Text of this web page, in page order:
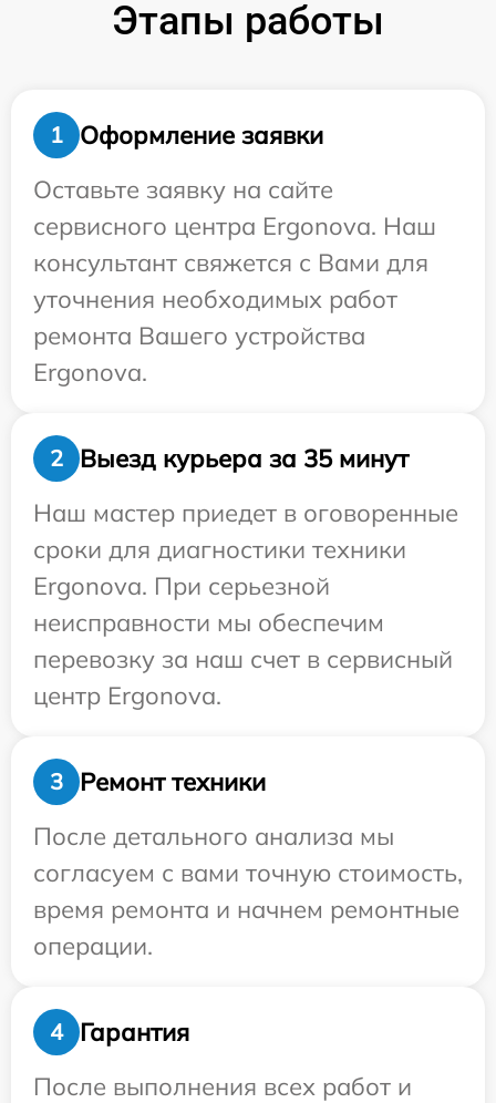
Этапы работы
1
Оформление заявки
Оставьте заявку на сайте
сервисного центра Ergonova. Наш
консультант свяжется с Вами для
уточнения необходимых работ
ремонта Вашего устройства
Ergonova.
2
Выезд курьера за 35 минут
Наш мастер приедет в оговоренные
сроки для диагностики техники
Ergonova. При серьезной
неисправности мы обеспечим
перевозку за наш счет в сервисный
центр Ergonova.
3
Ремонт техники
После детального анализа мы
согласуем с вами точную стоимость,
время ремонта и начнем ремонтные
операции.
4
Гарантия
После выполнения всех работ и